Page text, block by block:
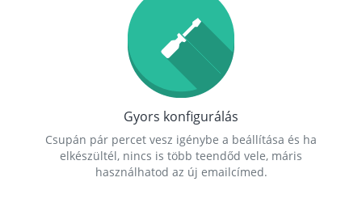
Gyors konfigurálás
Csupán pár percet vesz igénybe a beállítása és ha
elkészültél, nincs is több teendőd vele, máris
használhatod az új emailcímed.